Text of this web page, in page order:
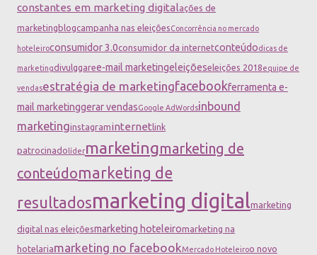
constantes em marketing digitalações de
marketing blogcampanha nas eleiçõesConcorrência no mercado
hoteleiroconsumidor 3.0consumidor da internetconteúdodicas de
marketingdivulggaree-mail marketingeleiçõeseleições 2018equipe de
vendasestratégia de marketingfacebookferramenta e-
mail marketinggerar vendasGoogle AdWordsinbound
marketinginstagraminternetlink
patrocinadolídermarketingmarketing de
conteúdomarketing de
resultadosmarketing digitalmarketing
digital nas eleiçõesmarketing hoteleiromarketing na
hotelariamarketing no facebookMercado Hoteleiroo novo